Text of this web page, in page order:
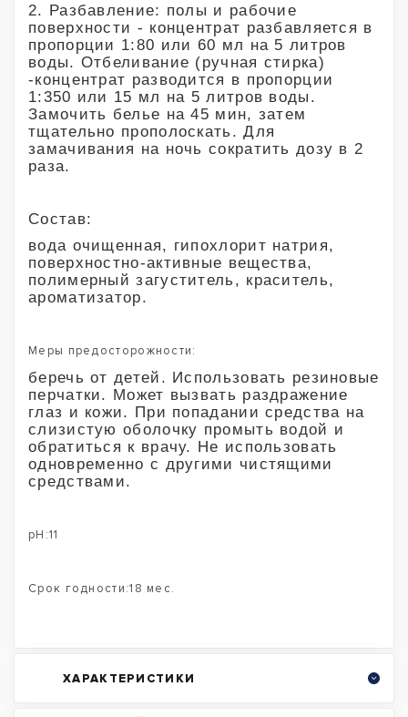
2. Разбавление: полы и рабочие
поверхности - концентрат разбавляется в
пропорции 1:80 или 60 мл на 5 литров
воды. Отбеливание (ручная стирка)
-концентрат разводится в пропорции
1:350 или 15 мл на 5 литров воды.
Замочить белье на 45 мин, затем
тщательно прополоскать. Для
замачивания на ночь сократить дозу в 2
раза.
Состав:
вода очищенная, гипохлорит натрия,
поверхностно-активные вещества,
полимерный загуститель, краситель,
ароматизатор.
Меры предосторожности:
беречь от детей. Использовать резиновые
перчатки. Может вызвать раздражение
глаз и кожи. При попадании средства на
слизистую оболочку промыть водой и
обратиться к врачу. Не использовать
одновременно с другими чистящими
средствами.
pH:11
Срок годности:18 мес.
ХАРАКТЕРИСТИКИ